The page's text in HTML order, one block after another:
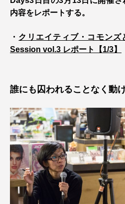
内容をレポートする。
・ クリエイティブ・コモン
Session vol.3 レポート【1/3】
誰にも囚われることなく動